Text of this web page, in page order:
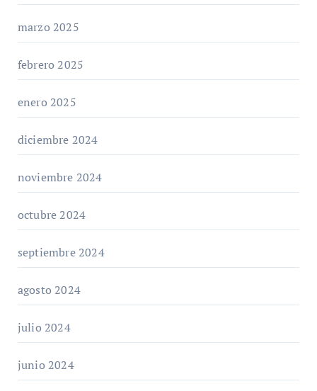
marzo 2025
febrero 2025
enero 2025
diciembre 2024
noviembre 2024
octubre 2024
septiembre 2024
agosto 2024
julio 2024
junio 2024